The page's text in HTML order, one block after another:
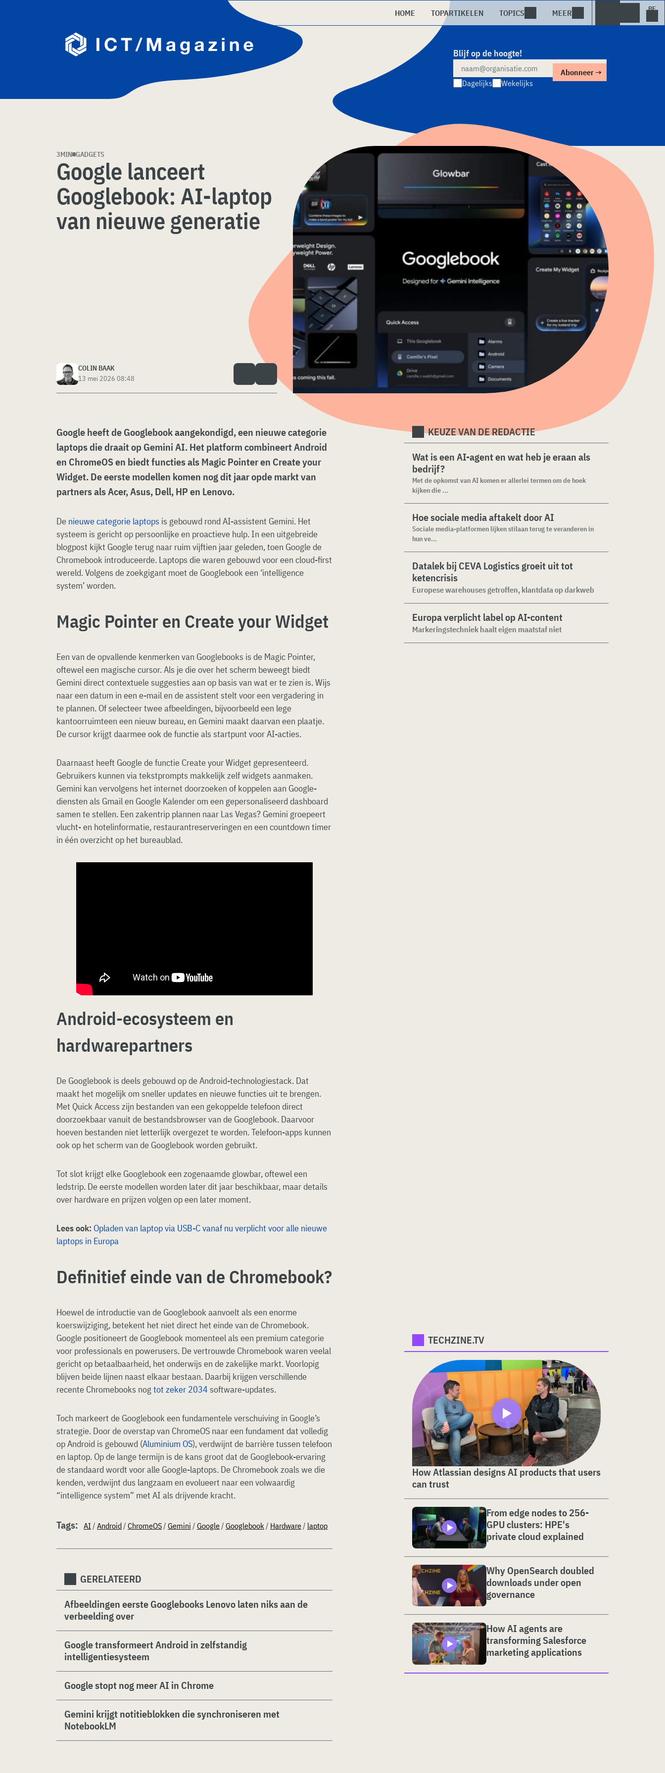
HOME TOPARTIKELEN TOPICS MEER
Blijf op de hoogte!
Dagelijks Wekelijks
3MIN GADGETS
Google lanceert
Googlebook: AI-laptop
van nieuwe generatie
COLIN BAAK
13 mei 2026 08:48
Google heeft de Googlebook aangekondigd, een nieuwe categorie
laptops die draait op Gemini AI. Het platform combineert Android
en ChromeOS en biedt functies als Magic Pointer en Create your
Widget. De eerste modellen komen nog dit jaar opde markt van
partners als Acer, Asus, Dell, HP en Lenovo.
De nieuwe categorie laptops is gebouwd rond AI-assistent Gemini. Het
systeem is gericht op persoonlijke en proactieve hulp. In een uitgebreide
blogpost kijkt Google terug naar ruim vijftien jaar geleden, toen Google de
Chromebook introduceerde. Laptops die waren gebouwd voor een cloud-first
wereld. Volgens de zoekgigant moet de Googlebook een ‘intelligence
system’ worden.
Magic Pointer en Create your Widget
Een van de opvallende kenmerken van Googlebooks is de Magic Pointer,
oftewel een magische cursor. Als je die over het scherm beweegt biedt
Gemini direct contextuele suggesties aan op basis van wat er te zien is. Wijs
naar een datum in een e-mail en de assistent stelt voor een vergadering in
te plannen. Of selecteer twee afbeeldingen, bijvoorbeeld een lege
kantoorruimteen een nieuw bureau, en Gemini maakt daarvan een plaatje.
De cursor krijgt daarmee ook de functie als startpunt voor AI-acties.
Daarnaast heeft Google de functie Create your Widget gepresenteerd.
Gebruikers kunnen via tekstprompts makkelijk zelf widgets aanmaken.
Gemini kan vervolgens het internet doorzoeken of koppelen aan Google-
diensten als Gmail en Google Kalender om een gepersonaliseerd dashboard
samen te stellen. Een zakentrip plannen naar Las Vegas? Gemini groepeert
vlucht- en hotelinformatie, restaurantreserveringen en een countdown timer
in één overzicht op het bureaublad.
Android-ecosysteem en
hardwarepartners
De Googlebook is deels gebouwd op de Android-technologiestack. Dat
maakt het mogelijk om sneller updates en nieuwe functies uit te brengen.
Met Quick Access zijn bestanden van een gekoppelde telefoon direct
doorzoekbaar vanuit de bestandsbrowser van de Googlebook. Daarvoor
hoeven bestanden niet letterlijk overgezet te worden. Telefoon-apps kunnen
ook op het scherm van de Googlebook worden gebruikt.
Tot slot krijgt elke Googlebook een zogenaamde glowbar, oftewel een
ledstrip. De eerste modellen worden later dit jaar beschikbaar, maar details
over hardware en prijzen volgen op een later moment.
Lees ook: Opladen van laptop via USB-C vanaf nu verplicht voor alle nieuwe
laptops in Europa
Definitief einde van de Chromebook?
Hoewel de introductie van de Googlebook aanvoelt als een enorme
koerswijziging, betekent het niet direct het einde van de Chromebook.
Google positioneert de Googlebook momenteel als een premium categorie
voor professionals en powerusers. De vertrouwde Chromebook waren veelal
gericht op betaalbaarheid, het onderwijs en de zakelijke markt. Voorlopig
blijven beide lijnen naast elkaar bestaan. Daarbij krijgen verschillende
recente Chromebooks nog tot zeker 2034 software-updates.
Toch markeert de Googlebook een fundamentele verschuiving in Google’s
strategie. Door de overstap van ChromeOS naar een fundament dat volledig
op Android is gebouwd (Aluminium OS), verdwijnt de barrière tussen telefoon
en laptop. Op de lange termijn is de kans groot dat de Googlebook-ervaring
de standaard wordt voor alle Google-laptops. De Chromebook zoals we die
kenden, verdwijnt dus langzaam en evolueert naar een volwaardig
“intelligence system” met AI als drijvende kracht.
Tags: AI / Android / ChromeOS / Gemini / Google / Googlebook / Hardware / laptop
GERELATEERD
Afbeeldingen eerste Googlebooks Lenovo laten niks aan de
verbeelding over
Google transformeert Android in zelfstandig
intelligentiesysteem
Google stopt nog meer AI in Chrome
Gemini krijgt notitieblokken die synchroniseren met
NotebookLM
KEUZE VAN DE REDACTIE
Wat is een AI-agent en wat heb je eraan als
bedrijf?
Met de opkomst van AI komen er allerlei termen om de hoek
kijken die ...
Hoe sociale media aftakelt door AI
Sociale media-platformen lijken stilaan terug te veranderen in
hun ve...
Datalek bij CEVA Logistics groeit uit tot
ketencrisis
Europese warehouses getroffen, klantdata op darkweb
Europa verplicht label op AI-content
Markeringstechniek haalt eigen maatstaf niet
TECHZINE.TV
How Atlassian designs AI products that users
can trust
From edge nodes to 256-
GPU clusters: HPE's
private cloud explained
Why OpenSearch doubled
downloads under open
governance
How AI agents are
transforming Salesforce
marketing applications